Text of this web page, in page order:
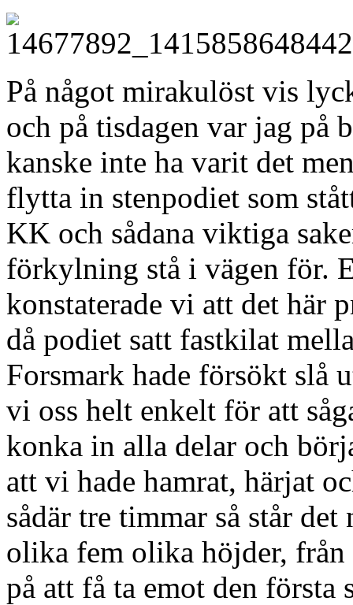
På något mirakulöst vis
och på tisdagen var jag på
kanske inte ha varit det
flytta in stenpodiet som
KK och sådana viktiga
förkylning stå i vägen för.
konstaterade vi att det här
då podiet satt fastkilat
Forsmark hade försökt slå
vi oss helt enkelt för att
konka in alla delar och
att vi hade hamrat, härjat
sådär tre timmar så står
olika fem olika höjder,
på att få ta emot den första